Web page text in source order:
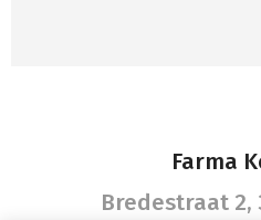
Farma
Bredestraat 2,